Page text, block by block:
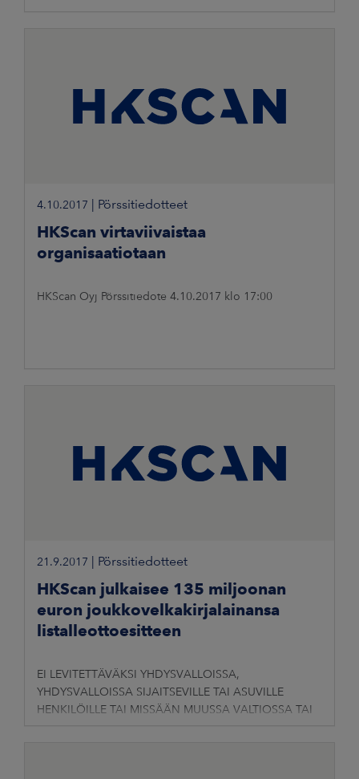
4.10.2017 Pörssitiedotteet
HKScan virtaviivaistaa
organisaatiotaan
HKScan Oyj Pörssitiedote 4.10.2017 klo 17:00
21.9.2017 Pörssitiedotteet
HKScan julkaisee 135 miljoonan
euron joukkovelkakirjalainansa
listalleottoesitteen
EI LEVITETTÄVÄKSI YHDYSVALLOISSA,
YHDYSVALLOISSA SIJAITSEVILLE TAI ASUVILLE
HENKILÖILLE TAI MISSÄÄN MUUSSA VALTIOSSA TAI